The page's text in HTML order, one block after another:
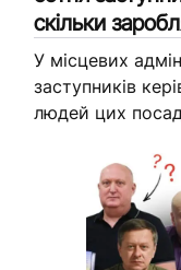
У місцевих
заступників
людей цих
грн за 2025 рік.
проаналізували